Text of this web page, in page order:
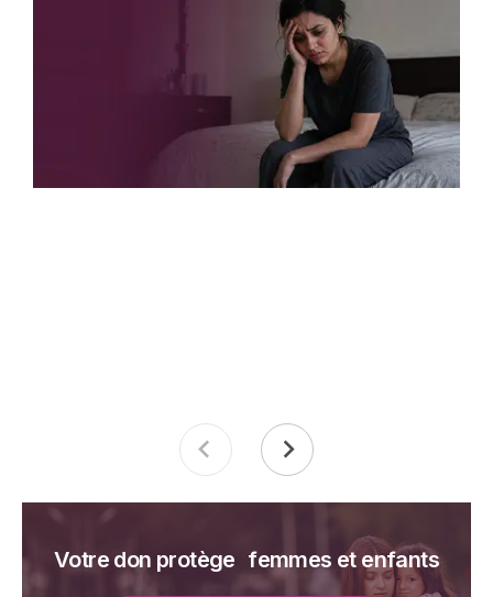
Votre don protège femmes et enfants